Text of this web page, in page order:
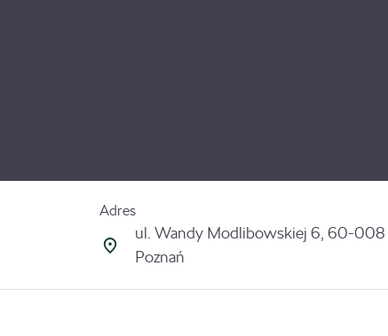
Adres
ul. Wandy Modlibowskiej 6, 60-008
Poznań